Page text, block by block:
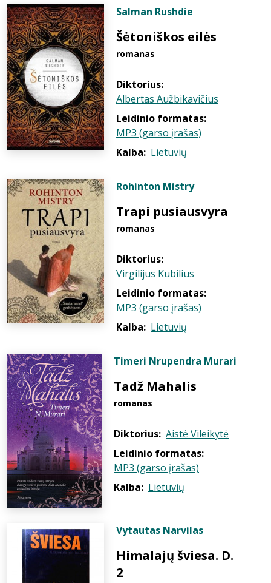
Salman Rushdie
Šėtoniškos eilės
romanas
Diktorius:
Albertas Aužbikavičius
Leidinio formatas:
MP3 (garso įrašas)
Kalba: Lietuvių
Rohinton Mistry
Trapi pusiausvyra
romanas
Diktorius:
Virgilijus Kubilius
Leidinio formatas:
MP3 (garso įrašas)
Kalba: Lietuvių
Timeri Nrupendra Murari
Tadž Mahalis
romanas
Diktorius: Aistė Vileikytė
Leidinio formatas:
MP3 (garso įrašas)
Kalba: Lietuvių
Vytautas Narvilas
Himalajų šviesa. D.
2